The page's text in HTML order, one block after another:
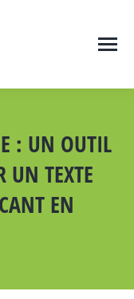
: UN OUTIL
UN TEXTE
EN